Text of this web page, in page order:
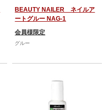
BEAUTY NAILER ネイルア
ートグルー NAG-1
会員様限定
グルー